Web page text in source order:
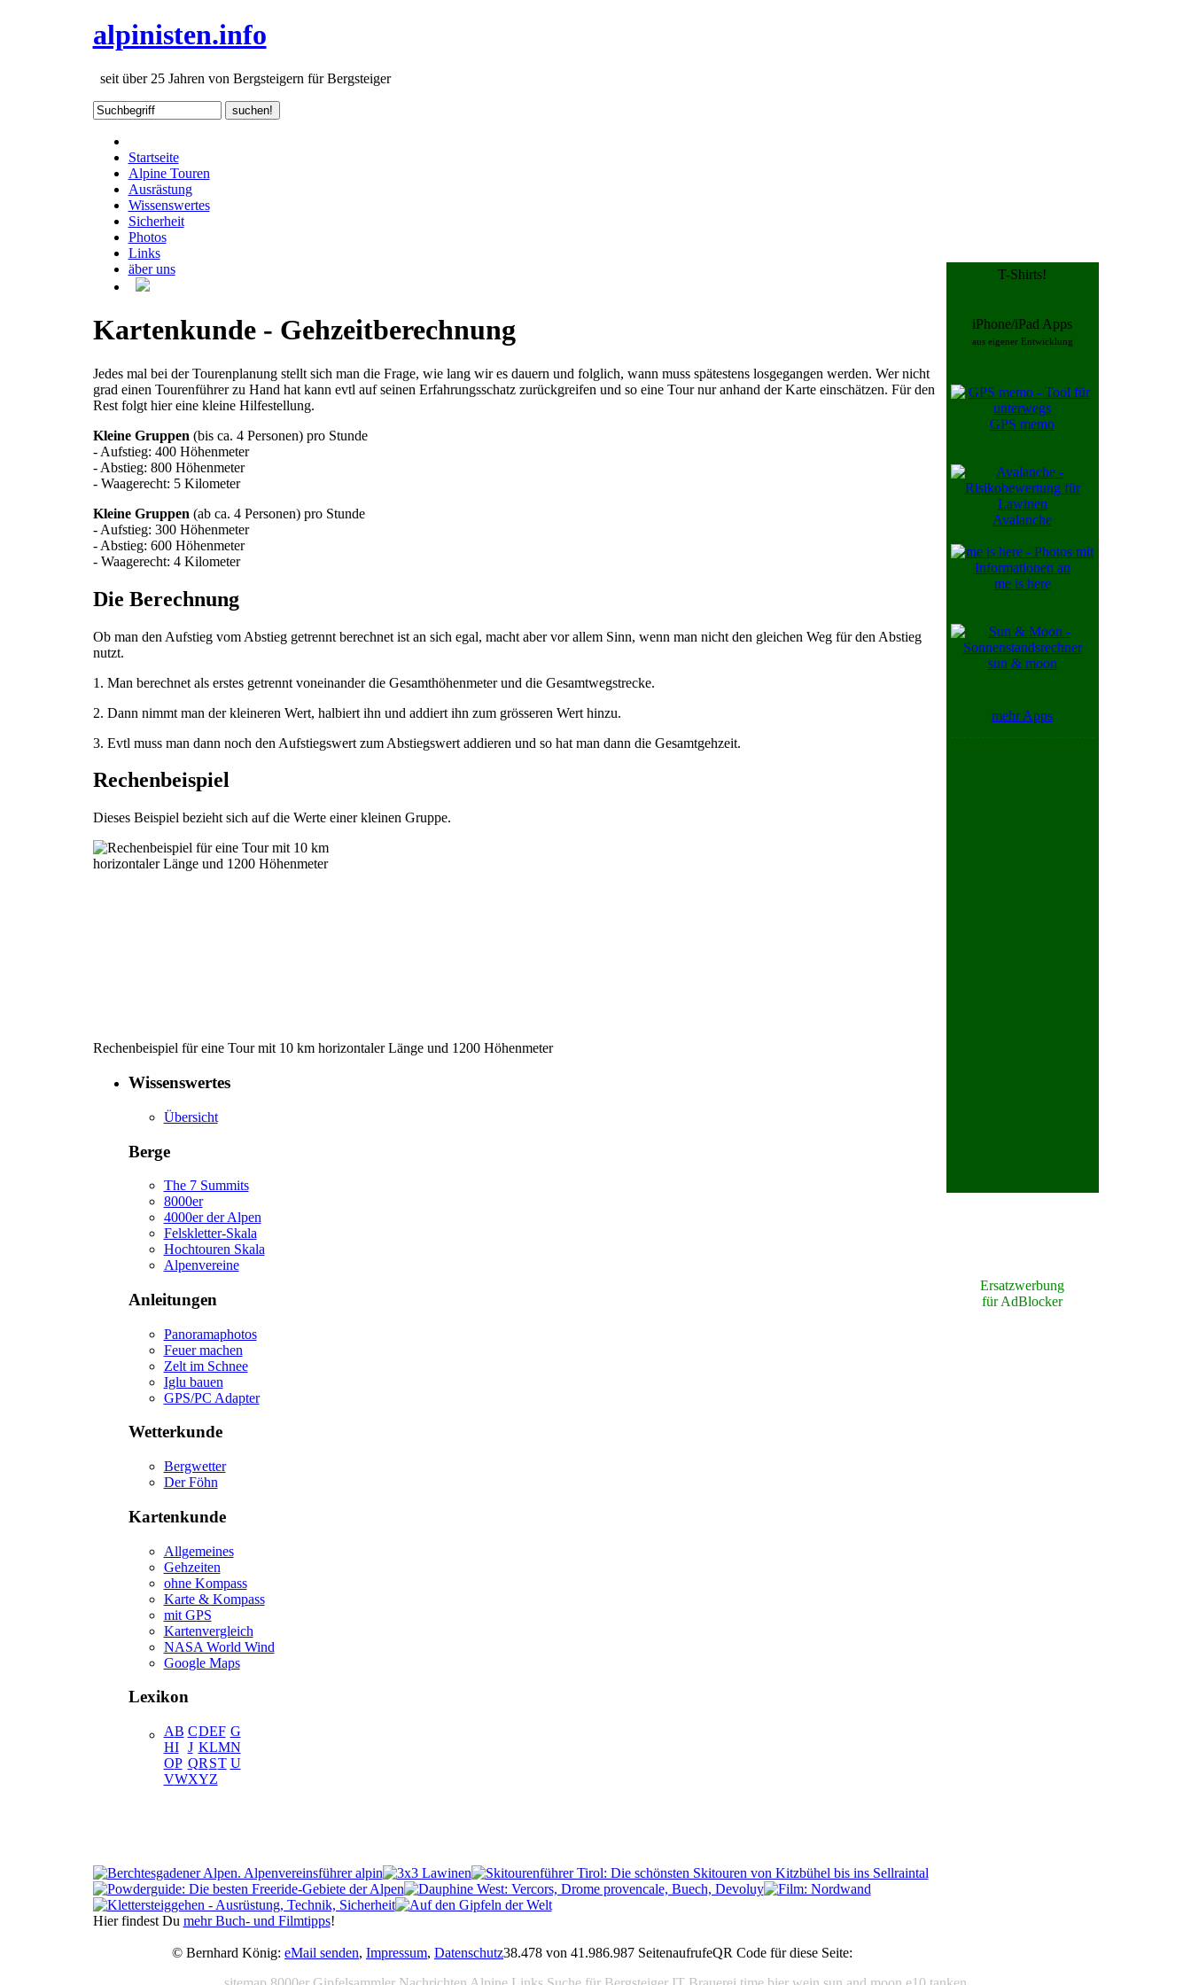
T-Shirts!
iPhone/iPad Apps
aus eigener Entwicklung
GPS memo
Avalanche
me is here
sun & moon
mehr Apps
Ersatzwerbung
für AdBlocker
alpinisten.info
seit über 25 Jahren von Bergsteigern für Bergsteiger
Startseite
Alpine Touren
Ausrästung
Wissenswertes
Sicherheit
Photos
Links
äber uns
Kartenkunde - Gehzeitberechnung
Jedes mal bei der Tourenplanung stellt sich man die Frage, wie lang wir es dauern und folglich, wann muss spätestens losgegangen werden. Wer nicht
grad einen Tourenführer zu Hand hat kann evtl auf seinen Erfahrungsschatz zurückgreifen und so eine Tour nur anhand der Karte einschätzen. Für den
Rest folgt hier eine kleine Hilfestellung.
Kleine Gruppen (bis ca. 4 Personen) pro Stunde
- Aufstieg: 400 Höhenmeter
- Abstieg: 800 Höhenmeter
- Waagerecht: 5 Kilometer
Kleine Gruppen (ab ca. 4 Personen) pro Stunde
- Aufstieg: 300 Höhenmeter
- Abstieg: 600 Höhenmeter
- Waagerecht: 4 Kilometer
Die Berechnung
Ob man den Aufstieg vom Abstieg getrennt berechnet ist an sich egal, macht aber vor allem Sinn, wenn man nicht den gleichen Weg für den Abstieg
nutzt.
1. Man berechnet als erstes getrennt voneinander die Gesamthöhenmeter und die Gesamtwegstrecke.
2. Dann nimmt man der kleineren Wert, halbiert ihn und addiert ihn zum grösseren Wert hinzu.
3. Evtl muss man dann noch den Aufstiegswert zum Abstiegswert addieren und so hat man dann die Gesamtgehzeit.
Rechenbeispiel
Dieses Beispiel bezieht sich auf die Werte einer kleinen Gruppe.
Rechenbeispiel für eine Tour mit 10 km horizontaler Länge und 1200 Höhenmeter
Wissenswertes
Übersicht
Berge
The 7 Summits
8000er
4000er der Alpen
Felskletter-Skala
Hochtouren Skala
Alpenvereine
Anleitungen
Panoramaphotos
Feuer machen
Zelt im Schnee
Iglu bauen
GPS/PC Adapter
Wetterkunde
Bergwetter
Der Föhn
Kartenkunde
Allgemeines
Gehzeiten
ohne Kompass
Karte & Kompass
mit GPS
Kartenvergleich
NASA World Wind
Google Maps
Lexikon
AB CDEF G
HI J KLMN
OP QR ST U
VWXYZ
Hier findest Du mehr Buch- und Filmtipps!
© Bernhard König: eMail senden, Impressum, Datenschutz38.478 von 41.986.987 SeitenaufrufeQR Code für diese Seite: